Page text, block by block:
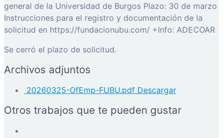
general de la Universidad de Burgos Plazo: 30 de marzo
Instrucciones para el registro y documentación de la
solicitud en https://fundacionubu.com/ +Info: ADECOAR
Se cerró el plazo de solicitud.
Archivos adjuntos
20260325-OfEmp-FUBU.pdf Descargar
Otros trabajos que te pueden gustar